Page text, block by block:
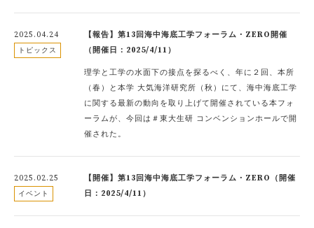
2025.04.24
トピックス
【報告】第13回海中海底工学フォーラム・ZERO開催
（開催日：2025/4/11）
理学と工学の水面下の接点を探るべく、年に２回、本所
（春）と本学 大気海洋研究所（秋）にて、海中海底工学
に関する最新の動向を取り上げて開催されている本フォ
ーラムが、今回は＃東大生研 コンベンションホールで開
催された。
2025.02.25
イベント
【開催】第13回海中海底工学フォーラム・ZERO（開催
日：2025/4/11）